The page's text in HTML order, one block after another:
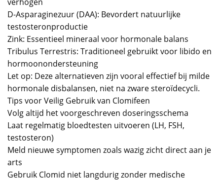
D-Asparaginezuur (DAA): Bevordert natuurlijke
testosteronproductie
Zink: Essentieel mineraal voor hormonale balans
Tribulus Terrestris: Traditioneel gebruikt voor libido en
hormoonondersteuning
Let op: Deze alternatieven zijn vooral effectief bij milde
hormonale disbalansen, niet na zware steroïdecycli.
Tips voor Veilig Gebruik van Clomifeen
Volg altijd het voorgeschreven doseringsschema
Laat regelmatig bloedtesten uitvoeren (LH, FSH,
testosteron)
Meld nieuwe symptomen zoals wazig zicht direct aan je
arts
Gebruik Clomid niet langdurig zonder medische